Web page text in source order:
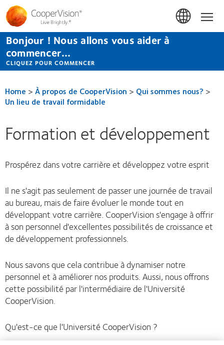
Aller
au
contenu
principal
Bonjour ! Nous allons vous aider à
commencer...
CLIQUEZ POUR COMMENCER
Home > À propos de CooperVision > Qui sommes nous? >
Un lieu de travail formidable
Formation et développement
Prospérez dans votre carrière et développez votre esprit
Il ne s'agit pas seulement de passer une journée de travail
au bureau, mais de faire évoluer le monde tout en
développant votre carrière. CooperVision s'engage à offrir
à son personnel d'excellentes possibilités de croissance et
de développement professionnels.
Nous savons que cela contribue à dynamiser notre
personnel et à améliorer nos produits. Aussi, nous offrons
cette possibilité par l'intermédiaire de l'Université
CooperVision.
Qu'est-ce que l'Université CooperVision ?